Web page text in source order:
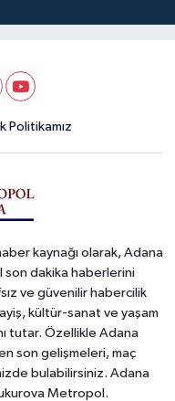
Politikamız
kaynağı olarak, Adana
son dakika haberlerini
ve güvenilir habercilik
kültür-sanat ve yaşam
tutar. Özellikle Adana
son gelişmeleri, maç
bulabilirsiniz. Adana
Metropol.